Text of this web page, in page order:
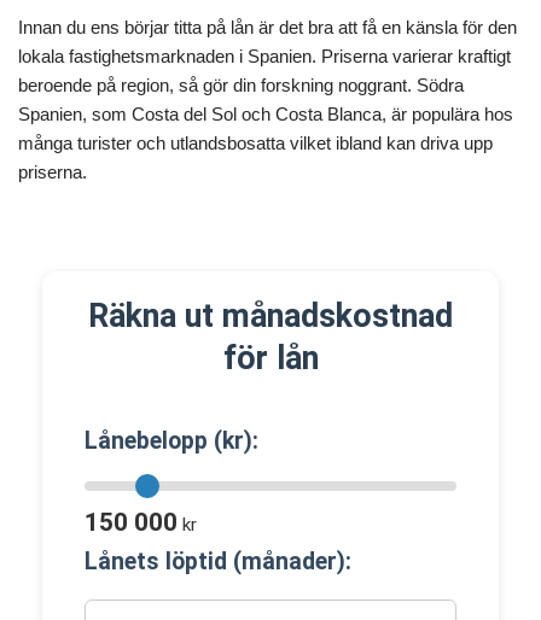
Innan du ens börjar titta på lån är det bra att få en känsla för den
lokala fastighetsmarknaden i Spanien. Priserna varierar kraftigt
beroende på region, så gör din forskning noggrant. Södra
Spanien, som Costa del Sol och Costa Blanca, är populära hos
många turister och utlandsbosatta vilket ibland kan driva upp
priserna.
Räkna ut månadskostnad
för lån
Lånebelopp (kr):
150 000 kr
Lånets löptid (månader):